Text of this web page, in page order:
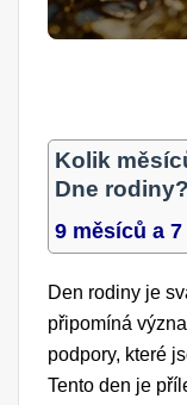
Kolik
Dne rodiny?
9 měsíců a
Den rodiny je
připomíná
podpory, které
Tento den je